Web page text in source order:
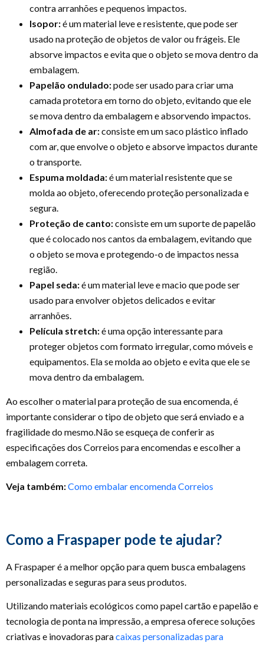
contra arranhões e pequenos impactos.
Isopor:é um material leve e resistente, que pode ser
usado na proteção de objetos de valor ou frágeis. Ele
absorve impactos e evita que o objeto se mova dentro da
embalagem.
Papelão ondulado:pode ser usado para criar uma
camada protetora em torno do objeto, evitando que ele
se mova dentro da embalagem e absorvendo impactos.
Almofada de ar:consiste em um saco plástico inflado
com ar, que envolve o objeto e absorve impactos durante
o transporte.
Espuma moldada:é um material resistente que se
molda ao objeto, oferecendo proteção personalizada e
segura.
Proteção de canto:consiste em um suporte de papelão
que é colocado nos cantos da embalagem, evitando que
o objeto se mova e protegendo-o de impactos nessa
região.
Papel seda:é um material leve e macio que pode ser
usado para envolver objetos delicados e evitar
arranhões.
Película stretch:é uma opção interessante para
proteger objetos com formato irregular, como móveis e
equipamentos. Ela se molda ao objeto e evita que ele se
mova dentro da embalagem.
Ao escolher o material para proteção de sua encomenda, é
importante considerar o tipo de objeto que será enviado e a
fragilidade do mesmo.Não se esqueça de conferir as
especificações dos Correios para encomendas e escolher a
embalagem correta.
Veja também:Como embalar encomenda Correios
Como a Fraspaper pode te ajudar?
A Fraspaper é a melhor opção para quem busca embalagens
personalizadas e seguras para seus produtos.
Utilizando materiais ecológicos como papel cartão e papelão e
tecnologia de ponta na impressão, a empresa oferece soluções
criativas e inovadoras paracaixas personalizadas para